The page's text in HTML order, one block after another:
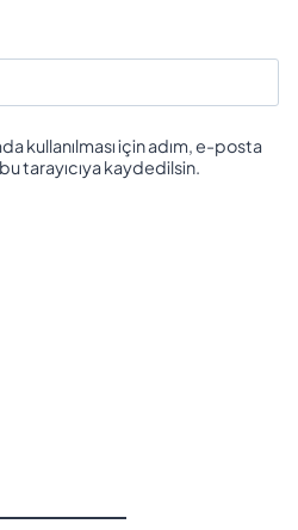
kullanılması için adım, e-posta
tarayıcıya kaydedilsin.